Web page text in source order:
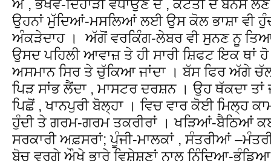
ਐ , ਭਖਵੇਂ-ਦਿਹਾੜੀ ਵਧਾਉਣ ਦੇ , ਕਟੌਤੀ ਦੇ ਬੋਨਸ
ਉਹਨਾਂ ਮੁੱਦਿਆਂ-ਮਸਲਿਆਂ ਲਈ ਉਸ ਕੋਲ ਭਾਸ਼ਾ ਵੀ
ਅੰਕੜੇਦਾਹ । ਅੱਗੋਂ ਵਰਕਿੰਗ-ਲੇਬਰ ਵੀ ਸੁਨਣ ਨੂ
ਉਸਦ ਪਹਿਲੀ ਆਵਾਜ਼ ਤੇ ਹੀ ਸਾਰੀ ਸ਼ਿਫਟ ਇਕ ਥਾਂ
ਅਸਮਾਨ ਸਿਰ ਤੇ ਚੁੱਕਿਆ ਜਾਂਦਾ । ਬੱਸ ਫਿਰ ਅੱਗੇ
ਪਿੜ ਸਾਂਭ ਲੈਂਦਾ , ਮਾਸਟਰ ਦਰਸ਼ਨ । ਉਹ ਥੱਕਦਾ
ਪਿਛੋਂ , ਖਾਨਪੁਰੀ ਬੋਲ੍ਹਾ । ਵਿਚ ਵਾਰ ਕੋਈ ਮਿਲ੍ਹ
ਹੁੰਦੀ ਤੇ ਗਰਮ-ਗਰਮ ਤਕਰੀਰਾਂ । ਖੜਿਆਂ-ਬੈਠਿਆਂ
ਸਰਕਾਰੀ ਅਫ਼ਸਰਾਂ; ਪੂੰਜੀ-ਮਾਲਕਾਂ , ਸੰਤਰੀਆਂ
ਬੋਚ ਵਰਗੇ ਔਖੇ ਭਾਰੇ ਵਿਸ਼ੇਸ਼ਣਾਂ ਨਾਲ ਨਿੰਦਿਆ-ਭੰਡਿਆ